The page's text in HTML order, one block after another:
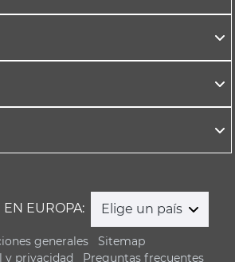
EN EUROPA: Elige un país
generales
Sitemap
y privacidad
Preguntas frecuentes